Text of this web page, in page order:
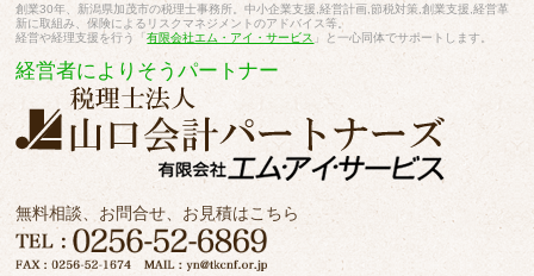
創業30年、新潟県加茂市の税理士事務所。中小企業支援,経営計画,節税対策,創業支援,経営革
新に取組み、保険によるリスクマネジメントのアドバイス等。
経営や経理支援を行う「有限会社エム・アイ・サービス 」と一心同体でサポートします。
経営者によりそうパートナー
無料相談、お問合せ、お見積はこちら